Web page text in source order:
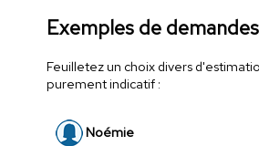
Exemples de demandes
Feuilletez un choix divers
purement indicatif :
Noémie